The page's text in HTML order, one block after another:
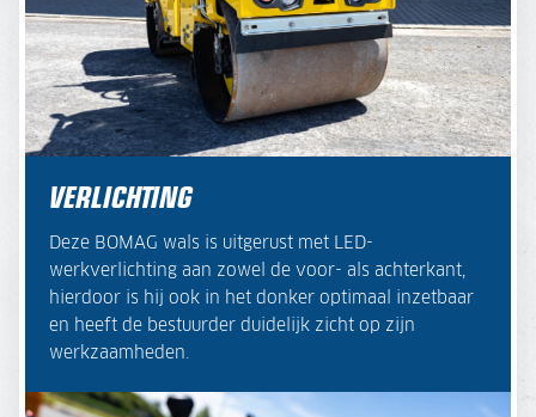
VERLICHTING
Deze BOMAG wals is uitgerust met LED-
werkverlichting aan zowel de voor- als achterkant,
hierdoor is hij ook in het donker optimaal inzetbaar
en heeft de bestuurder duidelijk zicht op zijn
werkzaamheden.